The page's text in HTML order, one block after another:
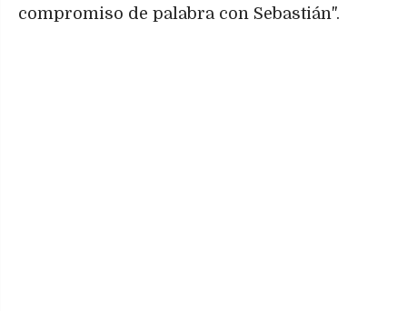
compromiso de palabra con Sebastián".